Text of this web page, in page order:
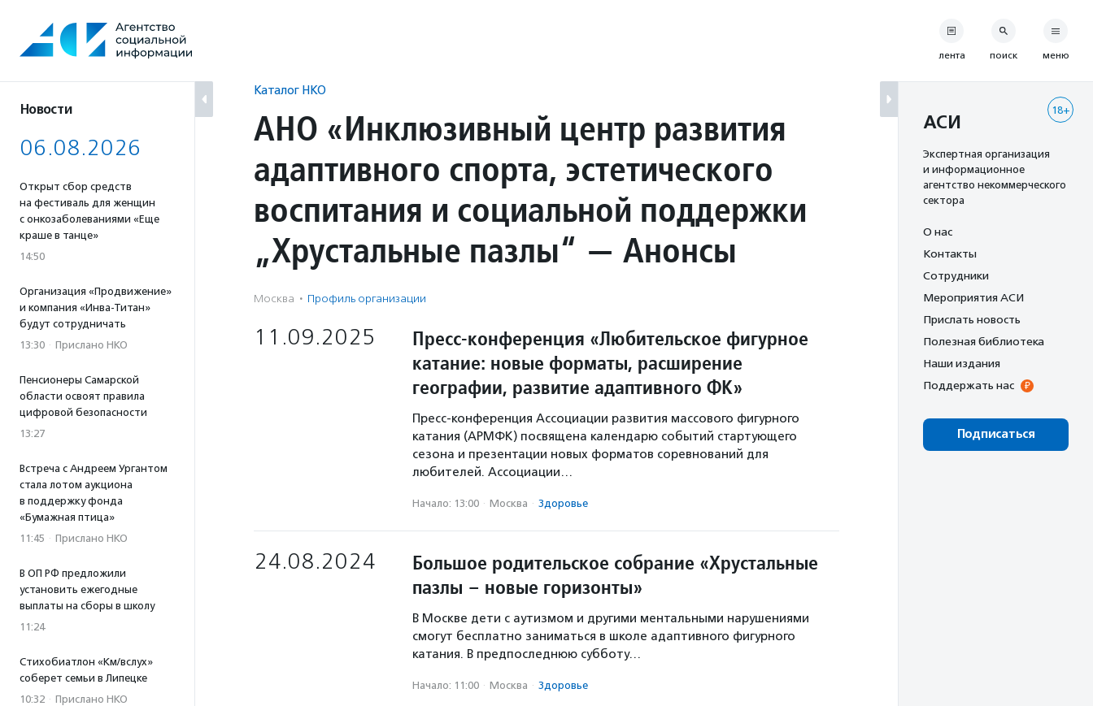
содержанию
Новости
06.08.2026
Открыт сбор средств
на фестиваль для женщин
с онкозаболеваниями «Еще
краше в танце»
14:50
Организация «Продвижение»
и компания «Инва-Титан»
будут сотрудничать
13:30 · Прислано НКО
Пенсионеры Самарской
области освоят правила
цифровой безопасности
13:27
Встреча с Андреем Ургантом
стала лотом аукциона
в поддержку фонда
«Бумажная птица»
11:45 · Прислано НКО
В ОП РФ предложили
установить ежегодные
выплаты на сборы в школу
11:24
Стихобиатлон «Км/вслух»
соберет семьи в Липецке
10:32 · Прислано НКО
Каталог НКО
АНО «Инклюзивный центр развития
адаптивного спорта, эстетического
воспитания и социальной поддержки
„Хрустальные пазлы“ — Анонсы
Москва · Профиль организации
11.09.2025
Пресс-конференция «Любительское фигурное
катание: новые форматы, расширение
географии, развитие адаптивного ФК»
Пресс-конференция Ассоциации развития массового фигурного
катания (АРМФК) посвящена календарю событий стартующего
сезона и презентации новых форматов соревнований для
любителей. Ассоциации…
Начало: 13:00 · Москва · Здоровье
24.08.2024
Большое родительское собрание «Хрустальные
пазлы – новые горизонты»
В Москве дети с аутизмом и другими ментальными нарушениями
смогут бесплатно заниматься в школе адаптивного фигурного
катания. В предпоследнюю субботу…
Начало: 11:00 · Москва · Здоровье
лента поиск меню
18+
АСИ
Экспертная организация
и информационное
агентство некоммерческого
сектора
О нас
Контакты
Сотрудники
Мероприятия АСИ
Прислать новость
Полезная библиотека
Наши издания
Поддержать нас
Подписаться